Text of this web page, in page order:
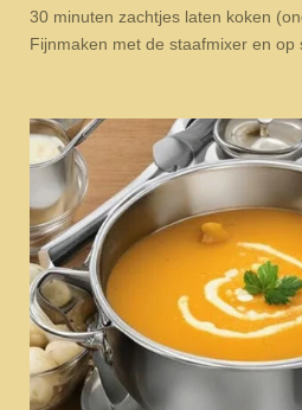
30 minuten zachtjes laten koken
Fijnmaken met de staafmixer en op